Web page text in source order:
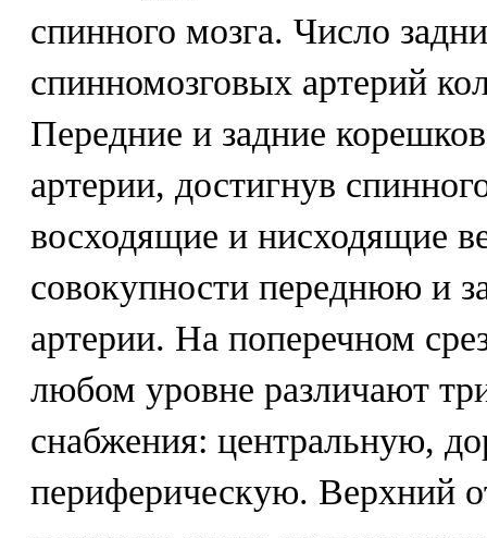
спинного мозга. Число
спинномозговых артерий
Передние и задние
артерии, достигнув
восходящие и нисходящие
совокупности переднюю и
артерии. На поперечном
любом уровне различают
снабжения: центральную,
периферическую. Верхний